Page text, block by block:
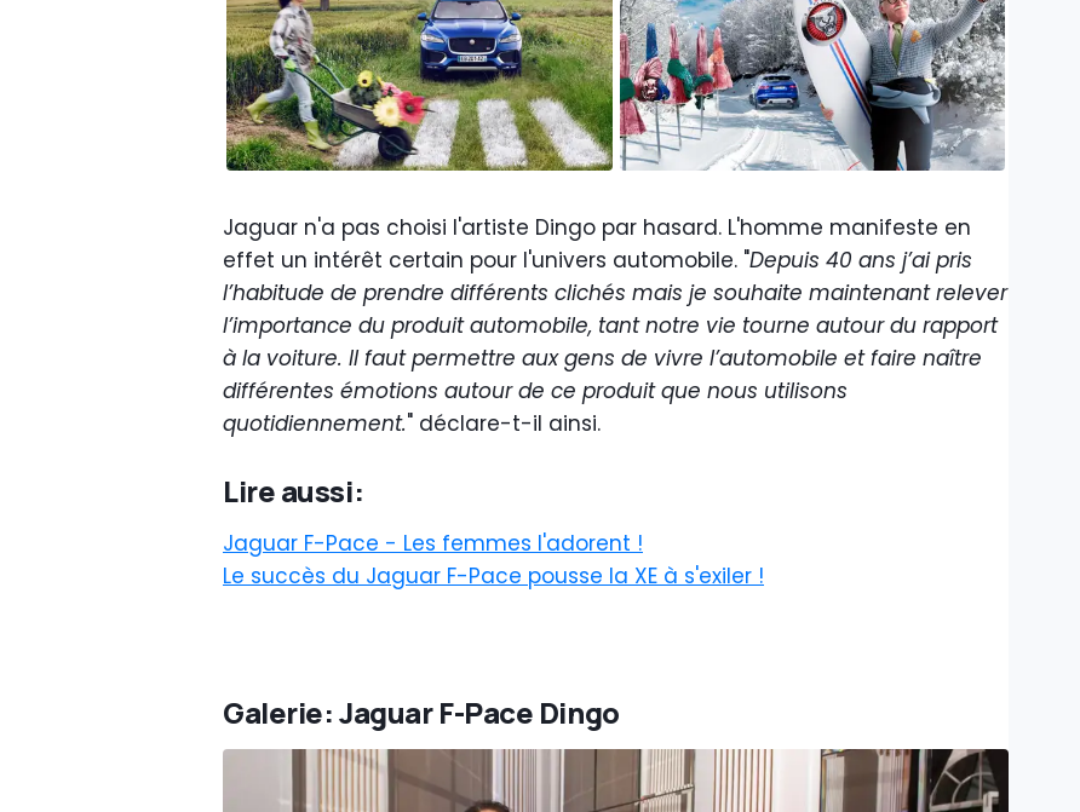
Jaguar n'a pas choisi l'artiste Dingo par hasard. L'homme manifeste en
effet un intérêt certain pour l'univers automobile. "Depuis 40 ans j’ai pris
l’habitude de prendre différents clichés mais je souhaite maintenant relever
l’importance du produit automobile, tant notre vie tourne autour du rapport
à la voiture. Il faut permettre aux gens de vivre l’automobile et faire naître
différentes émotions autour de ce produit que nous utilisons
quotidiennement." déclare-t-il ainsi.
Lire aussi:
Jaguar F-Pace - Les femmes l'adorent !
Le succès du Jaguar F-Pace pousse la XE à s'exiler !
Galerie: Jaguar F-Pace Dingo